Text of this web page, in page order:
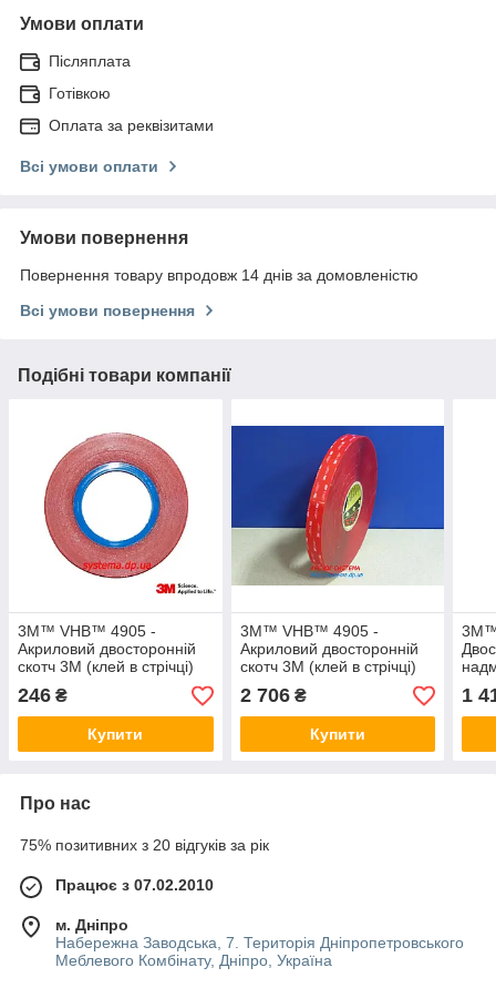
Умови оплати
Післяплата
Готівкою
Оплата за реквізитами
Всі умови оплати
Умови повернення
Повернення товару впродовж 14 днів за домовленістю
Всі умови повернення
Подібні товари компанії
3M™ VHB™ 4905 -
Акриловий двосторонній
скотч 3M (клей в стрічці)
прозорий, 6,0х0,5 мм,
рулон 3 м, PE лайнер
246 ₴
Купити
3M™ VHB™ 4905 -
Акриловий двосторонній
скотч 3M (клей в стрічці)
прозорий, 6,0х0,5 мм,
рулон 66 м, PE лайнер
2 706₴
Купити
мм,
1
Про нас
75% позитивних з 20 відгуків за рік
Працює з 07.02.2010
м. Дніпро
Набережна Заводська, 7. Територія Дніпропетровського
Меблевого Комбінату, Дніпро, Україна